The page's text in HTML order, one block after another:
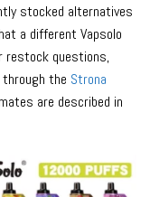
stocked alternatives
a different Vapsolo
restock questions,
the Strona
are described in